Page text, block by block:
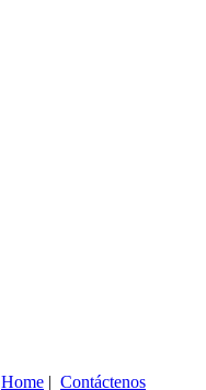
Home | Contáctenos